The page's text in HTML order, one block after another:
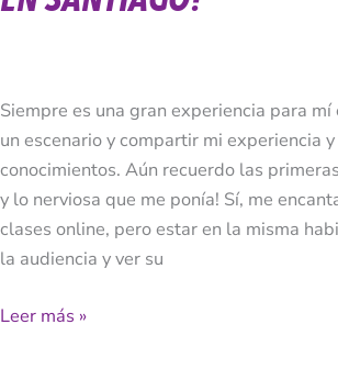
Siempre es una gran experiencia para
un escenario y compartir mi experiencia
conocimientos. Aún recuerdo las
y lo nerviosa que me ponía! Sí, me
clases online, pero estar en la misma
la audiencia y ver su
Leer más »